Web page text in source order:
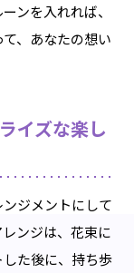
ンを入れれば、
、あなたの想い
イズな楽し
ジメントにして
ンジは、花束に
た後に、持ち歩